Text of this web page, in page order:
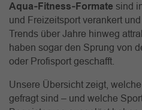
Aqua‑Fitness‑Formate sind
und Freizeitsport verankert
Trends über Jahre hinweg
haben sogar den Sprung von
oder Profisport geschafft.
Unsere Übersicht zeigt,
gefragt sind – und welche